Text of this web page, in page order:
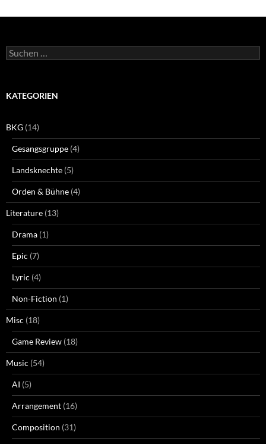
Suchen
nach:
KATEGORIEN
BKG (14)
Gesangsgruppe (4)
Landsknechte (5)
Orden & Bühne (4)
Literature (13)
Drama (1)
Epic (7)
Lyric (4)
Non-Fiction (1)
Misc (18)
Game Review (18)
Music (54)
AI (5)
Arrangement (16)
Composition (31)